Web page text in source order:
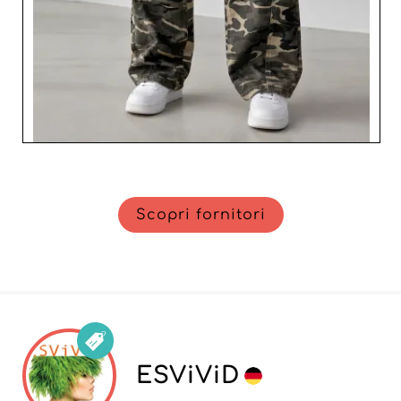
Scopri fornitori
ESViViD